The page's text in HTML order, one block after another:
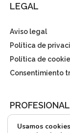
LEGAL
Aviso legal
Política de
Política de
Consentimiento
¿Quieres alquilar?
Usamos